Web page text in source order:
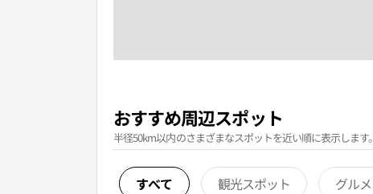
おすすめ周辺スポット
半径50km以内のさまざまなスポットを近い順に表示します。
すべて 観光スポット グルメ